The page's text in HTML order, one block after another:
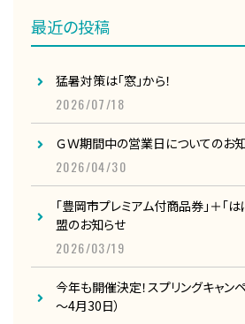
最近の投稿
猛暑対策は「窓」から！
2026/07/18
ＧＷ期間中の営業日についてのお
2026/04/30
「豊岡市プレミアム付商品券」＋「
盟のお知らせ
2026/03/19
今年も開催決定！スプリングキャン
～4月30日）